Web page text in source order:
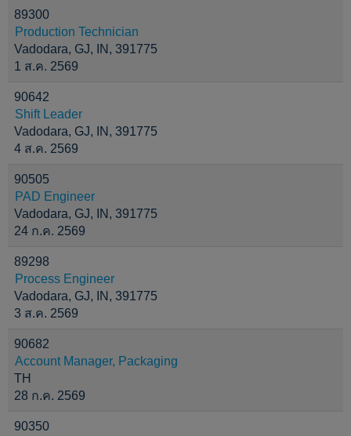
89300
Production Technician
Vadodara, GJ, IN, 391775
1 ส.ค. 2569
90642
Shift Leader
Vadodara, GJ, IN, 391775
4 ส.ค. 2569
90505
PAD Engineer
Vadodara, GJ, IN, 391775
24 ก.ค. 2569
89298
Process Engineer
Vadodara, GJ, IN, 391775
3 ส.ค. 2569
90682
Account Manager, Packaging
TH
28 ก.ค. 2569
90350